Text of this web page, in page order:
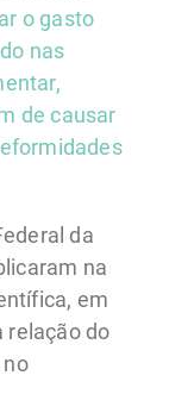
o gasto
nas
de causar
da
na
em
relação do